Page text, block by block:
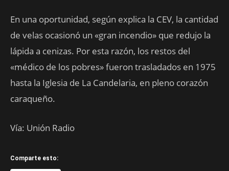
En una oportunidad, según explica la CEV, la cantidad
de velas ocasionó un «gran incendio» que redujo la
lápida a cenizas. Por esta razón, los restos del
«médico de los pobres» fueron trasladados en 1975
hasta la Iglesia de La Candelaria, en pleno corazón
caraqueño.
Vía: Unión Radio
Comparte esto: